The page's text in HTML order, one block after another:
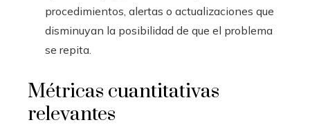
procedimientos, alertas o actualizaciones que
disminuyan la posibilidad de que el problema
se repita.
Métricas cuantitativas
relevantes